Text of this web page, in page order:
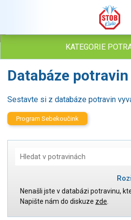
KATEGORIE
Maso, drůbež, ryby, uzeniny
Mléko
Mléčné výrobky
Sýry
Tuky
Obiloviny, mouka, cereální výrobky
Chléb, pečivo, křehké chleby,
Přílohy
Ovoce
Databáze potravin
Sestavte si z databáze potravin
Program Sebekoučink
Kategorie:
Maso, drůbež, ryby,
Nenašli jste v databázi potravinu,
Napište nám do diskuze zde.